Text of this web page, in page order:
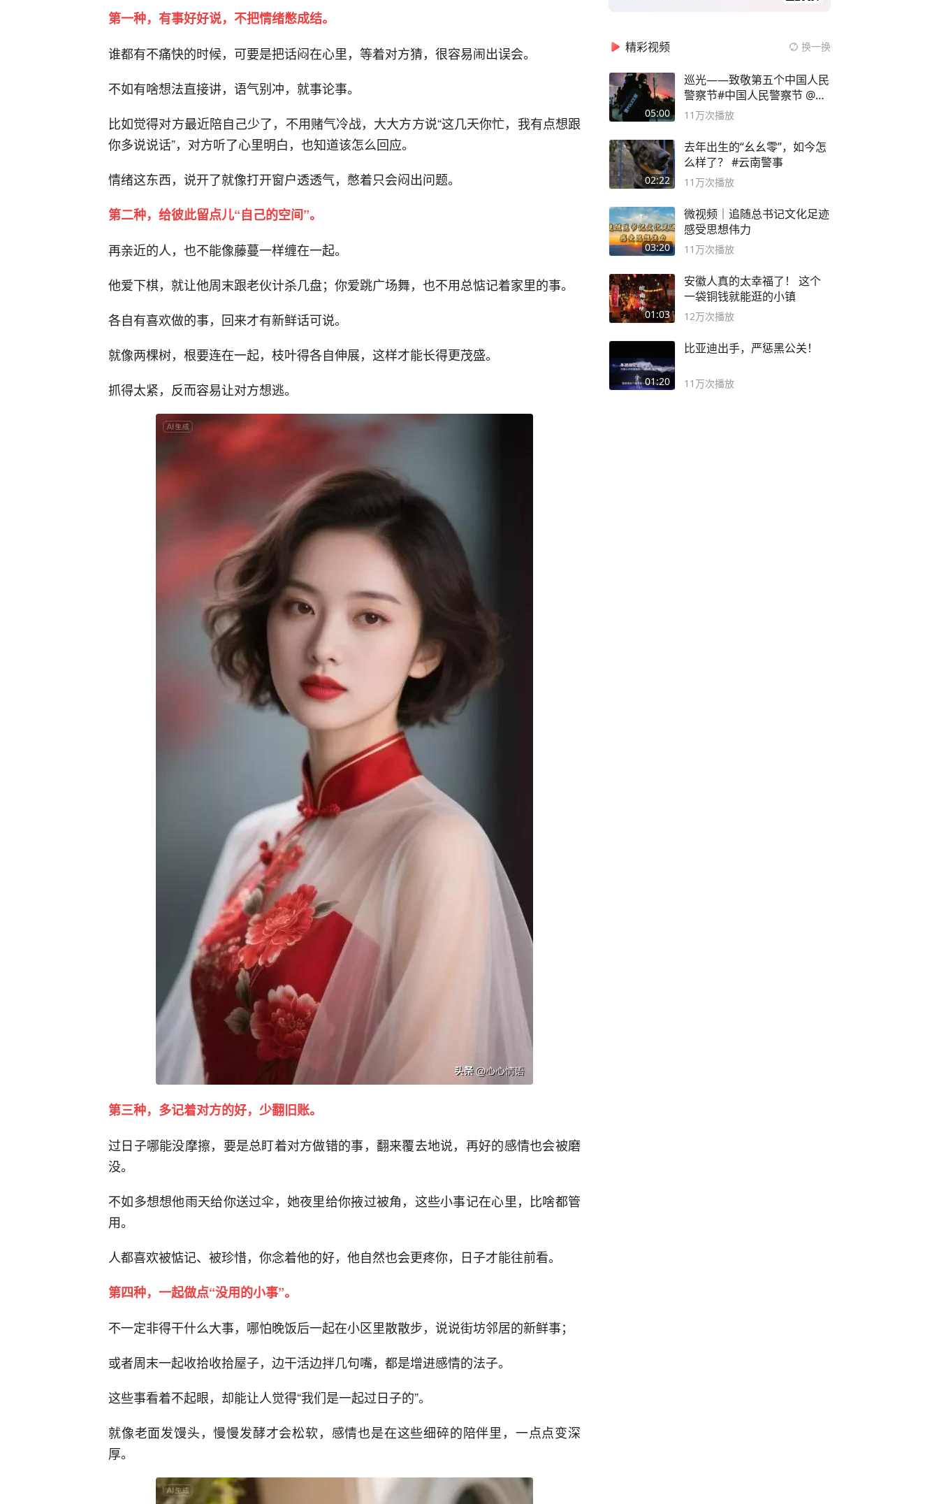
第一种，有事好好说，不把情绪憋成结。
谁都有不痛快的时候，可要是把话闷在心里，等着对方猜，很容易闹出误会。
不如有啥想法直接讲，语气别冲，就事论事。
比如觉得对方最近陪自己少了，不用赌气冷战，大大方方说“这几天你忙，我有点想跟
你多说说话”，对方听了心里明白，也知道该怎么回应。
情绪这东西，说开了就像打开窗户透透气，憋着只会闷出问题。
第二种，给彼此留点儿“自己的空间”。
再亲近的人，也不能像藤蔓一样缠在一起。
他爱下棋，就让他周末跟老伙计杀几盘；你爱跳广场舞，也不用总惦记着家里的事。
各自有喜欢做的事，回来才有新鲜话可说。
就像两棵树，根要连在一起，枝叶得各自伸展，这样才能长得更茂盛。
抓得太紧，反而容易让对方想逃。
第三种，多记着对方的好，少翻旧账。
过日子哪能没摩擦，要是总盯着对方做错的事，翻来覆去地说，再好的感情也会被磨
没。
不如多想想他雨天给你送过伞，她夜里给你掖过被角，这些小事记在心里，比啥都管
用。
人都喜欢被惦记、被珍惜，你念着他的好，他自然也会更疼你，日子才能往前看。
第四种，一起做点“没用的小事”。
不一定非得干什么大事，哪怕晚饭后一起在小区里散散步，说说街坊邻居的新鲜事；
或者周末一起收拾收拾屋子，边干活边拌几句嘴，都是增进感情的法子。
这些事看着不起眼，却能让人觉得“我们是一起过日子的”。
就像老面发馒头，慢慢发酵才会松软，感情也是在这些细碎的陪伴里，一点点变深
厚。
精彩视频 换一换
05:00
巡光——致敬第五个中国人民
警察节#中国人民警察节 @抖
音小助手
11万次播放
02:22
去年出生的“幺幺零”，如今怎
么样了？ #云南警事
11万次播放
03:20
微视频｜追随总书记文化足迹
感受思想伟力
11万次播放
01:03
安徽人真的太幸福了！ 这个
一袋铜钱就能逛的小镇
12万次播放
01:20
比亚迪出手，严惩黑公关！
11万次播放